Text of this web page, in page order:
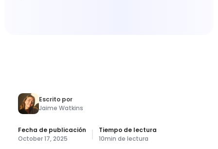
Escrito por
Jaime Watkins
Fecha de publicación
October 17, 2025
Tiempo de lectura
10min de lectura